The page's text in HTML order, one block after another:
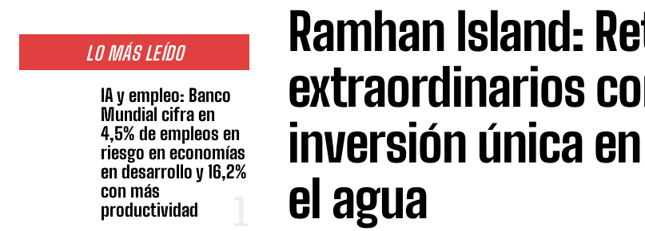
LO MÁS LEÍDO
IA y empleo: Banco
Mundial cifra en
4,5% de empleos en
riesgo en economías
en desarrollo y 16,2%
con más
productividad
Ramhan Island:
extraordinarios
inversión única
el agua